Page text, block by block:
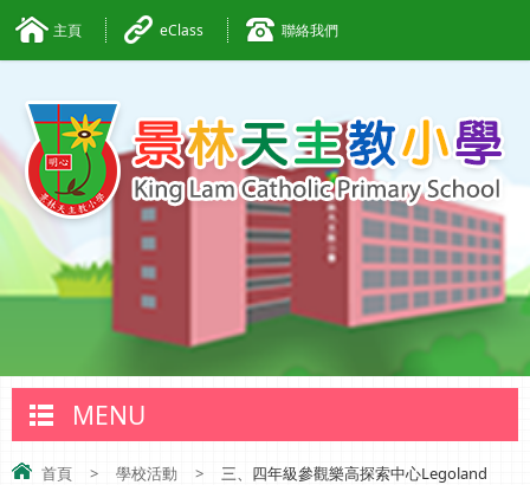
主頁 eClass 聯絡我們
MENU
首頁 > 學校活動 > 三、四年級參觀樂高探索中心Legoland